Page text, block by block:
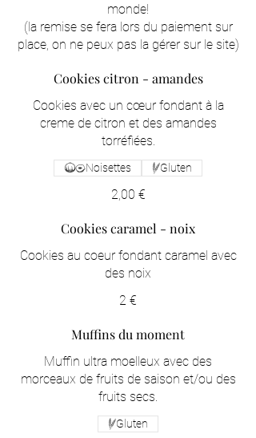
monde!
(la remise se fera lors du paiement sur
place, on ne peux pas la gérer sur le site)
Cookies citron - amandes
Cookies avec un cœur fondant à la
creme de citron et des amandes
torréfiées.
2,00 €
Noisettes Gluten
Cookies caramel - noix
Cookies au coeur fondant caramel avec
des noix
2 €
Muffins du moment
Muffin ultra moelleux avec des
morceaux de fruits de saison et/ou des
fruits secs.
Gluten